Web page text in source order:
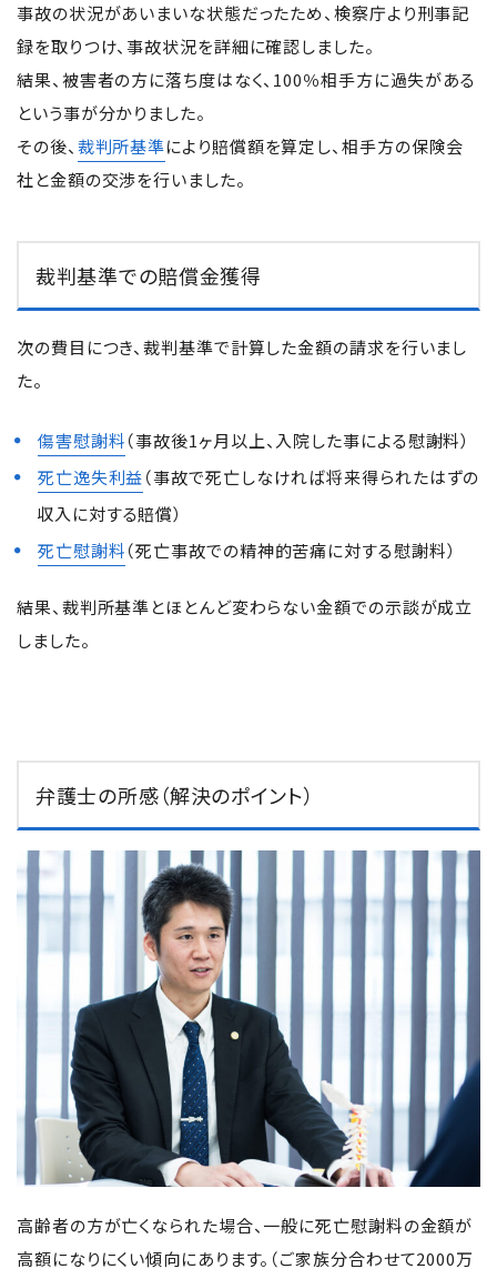
事故の状況があいまいな状態だったため、検察庁より刑事記
録を取りつけ、事故状況を詳細に確認しました。
結果、被害者の方に落ち度はなく、100％相手方に過失がある
という事が分かりました。
その後、 裁判所基準により賠償額を算定し、相手方の保険会
社と金額の交渉を行いました。
裁判基準での賠償金獲得
次の費目につき、裁判基準で計算した金額の請求を行いまし
た。
傷害慰謝料（事故後1ヶ月以上、入院した事による慰謝料）
死亡逸失利益（事故で死亡しなければ将来得られたはずの
収入に対する賠償）
死亡慰謝料（死亡事故での精神的苦痛に対する慰謝料）
結果、裁判所基準とほとんど変わらない金額での示談が成立
しました。
弁護士の所感（解決のポイント）
高齢者の方が亡くなられた場合、一般に死亡慰謝料の金額が
高額になりにくい傾向にあります。（ご家族分合わせて2000万